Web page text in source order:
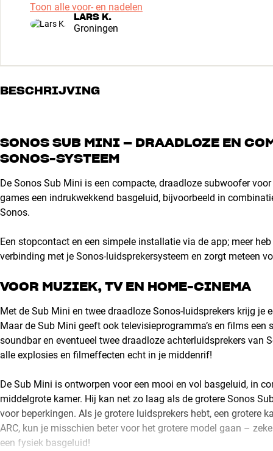
Toon alle voor- en nadelen
LARS K.
Groningen
BESCHRIJVING
SONOS SUB MINI – DRAADLOZE EN
SONOS-SYSTEEM
De Sonos Sub Mini is een compacte, draadloze subwoofer
games een indrukwekkend basgeluid, bijvoorbeeld in
Sonos.
Een stopcontact en een simpele installatie via de app; meer
verbinding met je Sonos-luidsprekersysteem en zorgt meteen
VOOR MUZIEK, TV EN HOME-CINEMA
Met de Sub Mini en twee draadloze Sonos-luidsprekers krijg
Maar de Sub Mini geeft ook televisieprogramma’s en films
soundbar en eventueel twee draadloze achterluidsprekers
alle explosies en filmeffecten echt in je middenrif!
De Sub Mini is ontworpen voor een mooi en vol basgeluid, in
middelgrote kamer. Hij kan net zo laag als de grotere Sonos
voor beperkingen. Als je grotere luidsprekers hebt, een grotere
ARC, kun je misschien beter voor het grotere model gaan –
een fysiek basgeluid!